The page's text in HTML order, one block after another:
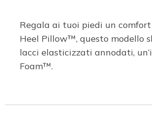
Regala ai tuoi piedi un
Heel Pillow™, questo modello
lacci elasticizzati annodati,
Foam™.